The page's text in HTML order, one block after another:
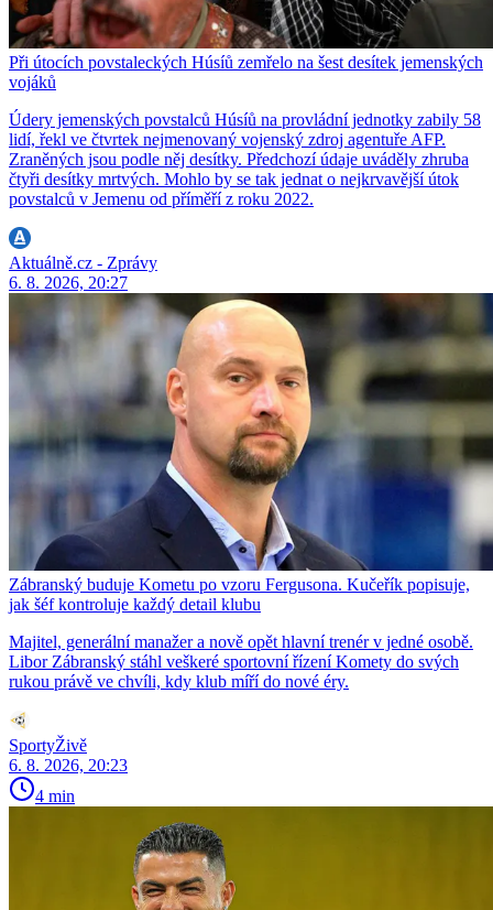
Při útocích povstaleckých Húsíů zemřelo na šest desítek jemenských
vojáků
Údery jemenských povstalců Húsíů na provládní jednotky zabily 58
lidí, řekl ve čtvrtek nejmenovaný vojenský zdroj agentuře AFP.
Zraněných jsou podle něj desítky. Předchozí údaje uváděly zhruba
čtyři desítky mrtvých. Mohlo by se tak jednat o nejkrvavější útok
povstalců v Jemenu od příměří z roku 2022.
Aktuálně.cz - Zprávy
6. 8. 2026, 20:27
Zábranský buduje Kometu po vzoru Fergusona. Kučeřík popisuje,
jak šéf kontroluje každý detail klubu
Majitel, generální manažer a nově opět hlavní trenér v jedné osobě.
Libor Zábranský stáhl veškeré sportovní řízení Komety do svých
rukou právě ve chvíli, kdy klub míří do nové éry.
SportyŽivě
6. 8. 2026, 20:23
4 min